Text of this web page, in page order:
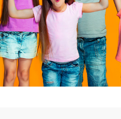
PRETS ET SERVICES
FORMATIONS
ACTUALITES
RECHERCHER
CONTACT